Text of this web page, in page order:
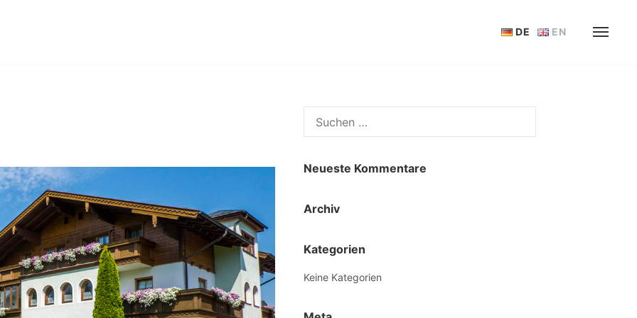
DE EN
nach:
Neueste Kommentare
Archiv
Kategorien
Keine Kategorien